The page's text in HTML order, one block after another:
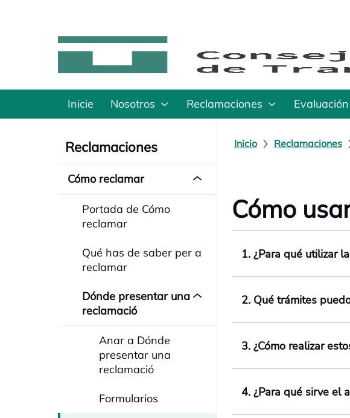
Inicie Nosotros Reclamaciones Evaluación
Reclamaciones
Cómo reclamar
Portada de Cómo
reclamar
Qué has de saber per a
reclamar
Dónde presentar una
reclamació
Anar a Dónde
presentar una
reclamació
Formularios
Inicio Reclamaciones
Cómo
1. ¿Para qué utilizar
2. Qué trámites
3. ¿Cómo realizar
4. ¿Para qué sirve el